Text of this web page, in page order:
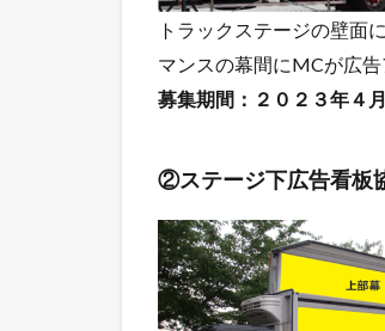
トラックステージの壁面
マンスの幕間にMCが広
募集期間：２０２３年４
②ステージ下広告看板